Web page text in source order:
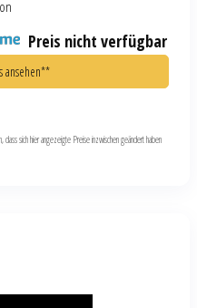
Preis nicht verfügbar
ansehen**
dass sich hier angezeigte Preise inzwischen geändert haben